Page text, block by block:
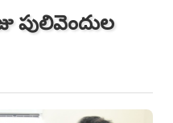
పులివెందుల